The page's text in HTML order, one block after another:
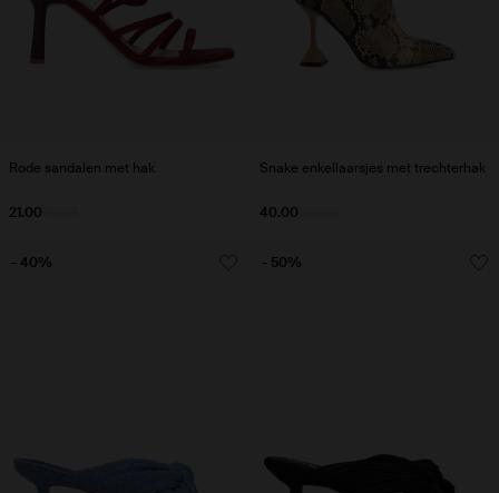
Rode sandalen met hak
21.00
Snake enkellaarsjes met trechterhak
40.00
- 40% - 50%